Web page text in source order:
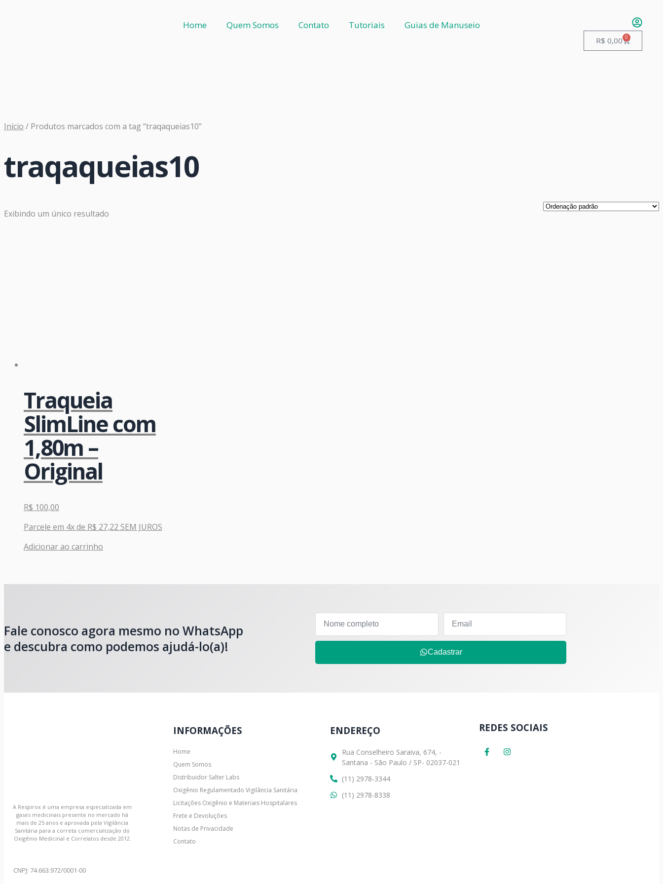
Home Quem Somos Contato Tutoriais Guias de Manuseio
R$ 0,00 0
Início / Produtos marcados com a tag “traqaqueias10”
traqaqueias10
Exibindo um único resultado
Traqueia
SlimLine com
1,80m –
Original
R$ 100,00
Parcele em 4x de R$ 27,22 SEM JUROS
Adicionar ao carrinho
Fale conosco agora mesmo no WhatsApp
e descubra como podemos ajudá-lo(a)!
Cadastrar
A Respirox é uma empresa especializada em
gases medicinais presente no mercado há
mais de 25 anos e aprovada pela Vigilância
Sanitária para a correta comercialização do
Oxigênio Medicinal e Correlatos desde 2012.
CNPJ: 74.663.972/0001-00
INFORMAÇÕES
Home
Quem Somos
Distribuidor Salter Labs
Oxigênio Regulamentado Vigilância Sanitária
Licitações Oxigênio e Materiais Hospitalares
Frete e Devoluções
Notas de Privacidade
Contato
ENDEREÇO
Rua Conselheiro Saraiva, 674, -
Santana - São Paulo / SP- 02037-021
(11) 2978-3344
(11) 2978-8338
REDES SOCIAIS